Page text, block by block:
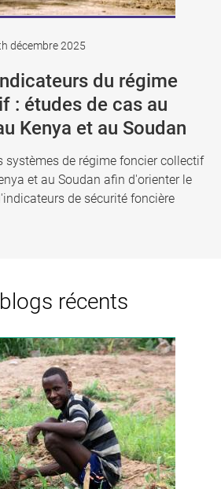
décembre 2025
du régime
: études de cas au
Kenya et au Soudan
systèmes de régime foncier collectif
et au Soudan afin d'orienter le
de sécurité foncière
récents